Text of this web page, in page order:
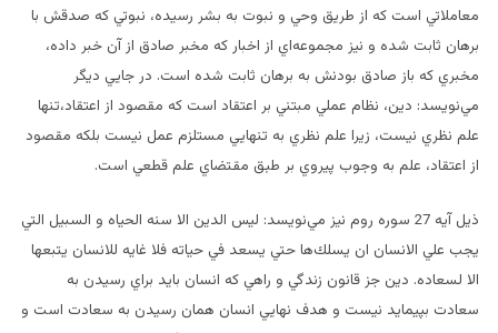
معاملاتي است كه از طريق وحي و نبوت به بشر رسيده،‌ نبوتي كه صدقش با
برهان ثابت شده و نيز مجموعه‌اي از اخبار كه مخبر صادق از آن خبر داده،
مخبري كه باز صادق بودنش به برهان ثابت شده است. در جايي ديگر
مي‌نويسد: دين، نظام عملي مبتني بر اعتقاد است كه مقصود از اعتقاد،‌تنها
علم نظري نيست، زيرا علم نظري به تنهايي مستلزم عمل نيست بلكه مقصود
از اعتقاد، علم به وجوب پيروي بر طبق مقتضاي علم قطعي است.
ذيل آيه 27 سوره روم نيز مي‌نويسد: ليس الدين الا سنه الحياه و السبيل التي
يجب علي الانسان ان يسلك‌ها حتي يسعد في حياته فلا غايه للانسان يتبعها
الا لسعاده. دين جز قانون زندگي و راهي كه انسان بايد براي رسيدن به
سعادت بپيمايد نيست و هدف نهايي انسان همان رسيدن به سعادت است و